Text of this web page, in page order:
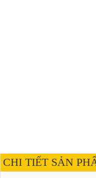
CHI TIẾT SẢN